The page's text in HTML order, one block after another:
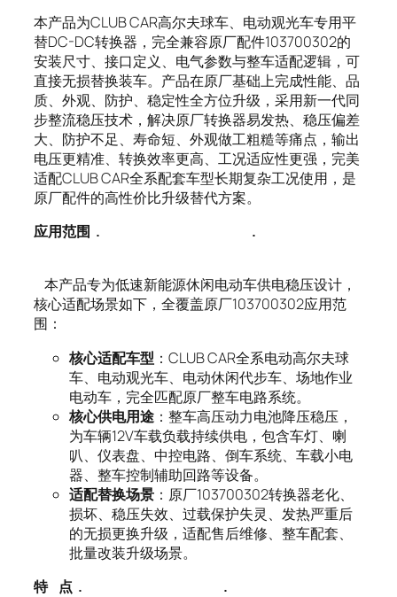
本产品为CLUB CAR高尔夫球车、电动观光车专用平
替DC-DC转换器，完全兼容原厂配件103700302的
安装尺寸、接口定义、电气参数与整车适配逻辑，可
直接无损替换装车。产品在原厂基础上完成性能、品
质、外观、防护、稳定性全方位升级，采用新一代同
步整流稳压技术，解决原厂转换器易发热、稳压偏差
大、防护不足、寿命短、外观做工粗糙等痛点，输出
电压更精准、转换效率更高、工况适应性更强，完美
适配CLUB CAR全系配套车型长期复杂工况使用，是
原厂配件的高性价比升级替代方案。
应用范围 . .
本产品专为低速新能源休闲电动车供电稳压设计，
核心适配场景如下，全覆盖原厂103700302应用范
围：
核心适配车型 ：CLUB CAR全系电动高尔夫球
车、电动观光车、电动休闲代步车、场地作业
电动车，完全匹配原厂整车电路系统。
核心供电用途 ：整车高压动力电池降压稳压，
为车辆12V车载负载持续供电，包含车灯、喇
叭、仪表盘、中控电路、倒车系统、车载小电
器、整车控制辅助回路等设备。
适配替换场景 ：原厂103700302转换器老化、
损坏、稳压失效、过载保护失灵、发热严重后
的无损更换升级，适配售后维修、整车配套、
批量改装升级场景。
特
点 . .